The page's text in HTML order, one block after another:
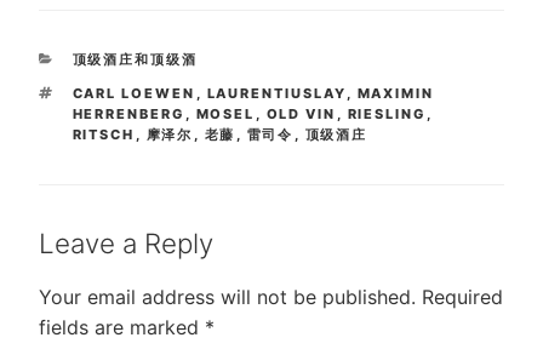
CATEGORIES
顶级酒庄和顶级酒
TAGS
CARL LOEWEN , LAURENTIUSLAY , MAXIMIN
HERRENBERG , MOSEL , OLD VIN , RIESLING ,
RITSCH , 摩泽尔 , 老藤 , 雷司令 , 顶级酒庄
Leave a Reply
Your email address will not be published. Required
fields are marked *